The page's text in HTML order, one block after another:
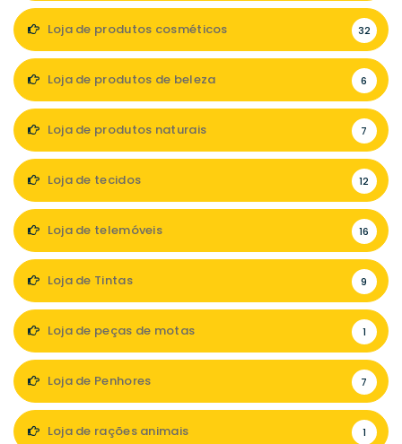
Loja de produtos cosméticos 32
Loja de produtos de beleza 6
Loja de produtos naturais 7
Loja de tecidos 12
Loja de telemóveis 16
Loja de Tintas 9
Loja de peças de motas 1
Loja de Penhores 7
Loja de rações animais 1